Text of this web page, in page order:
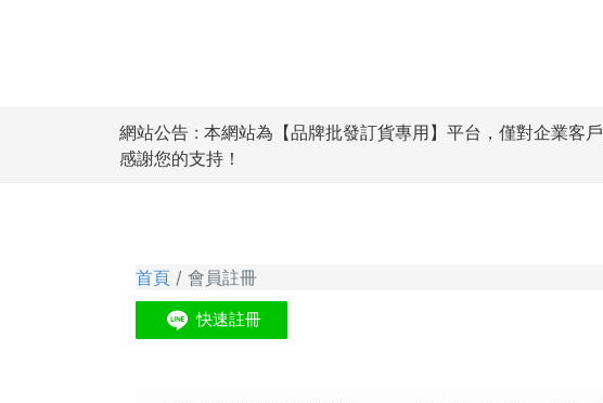
網站公告 : 本網站為【品牌批發訂貨專用】平台，僅對企業
感謝您的支持！
首頁 會員註冊